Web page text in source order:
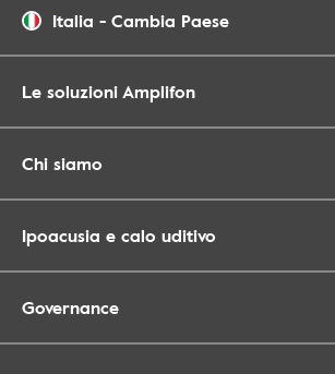
Italia - Cambia Paese
Le soluzioni Amplifon
Chi siamo
Ipoacusia e calo uditivo
Governance